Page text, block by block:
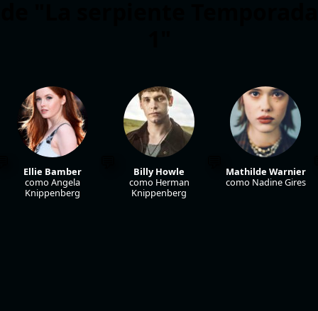
Ellie Bamber
como Angela
Knippenberg
Billy Howle
como Herman
Knippenberg
Mathilde Warnier
como Nadine Gires